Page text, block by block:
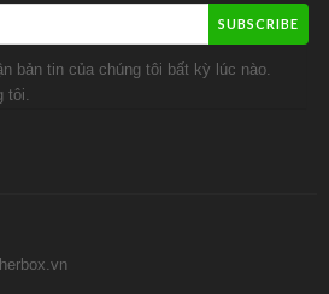
SUBSCRIBE
bản tin của chúng tôi bất kỳ lúc nào.
tôi.